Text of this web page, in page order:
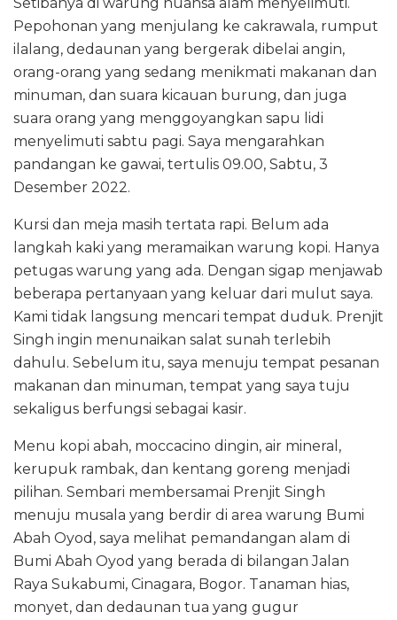
Pepohonan yang menjulang ke cakrawala, rumput
ilalang, dedaunan yang bergerak dibelai angin,
orang-orang yang sedang menikmati makanan dan
minuman, dan suara kicauan burung, dan juga
suara orang yang menggoyangkan sapu lidi
menyelimuti sabtu pagi. Saya mengarahkan
pandangan ke gawai, tertulis 09.00, Sabtu, 3
Desember 2022.
Kursi dan meja masih tertata rapi. Belum ada
langkah kaki yang meramaikan warung kopi. Hanya
petugas warung yang ada. Dengan sigap menjawab
beberapa pertanyaan yang keluar dari mulut saya.
Kami tidak langsung mencari tempat duduk. Prenjit
Singh ingin menunaikan salat sunah terlebih
dahulu. Sebelum itu, saya menuju tempat pesanan
makanan dan minuman, tempat yang saya tuju
sekaligus berfungsi sebagai kasir.
Menu kopi abah, moccacino dingin, air mineral,
kerupuk rambak, dan kentang goreng menjadi
pilihan. Sembari membersamai Prenjit Singh
menuju musala yang berdir di area warung Bumi
Abah Oyod, saya melihat pemandangan alam di
Bumi Abah Oyod yang berada di bilangan Jalan
Raya Sukabumi, Cinagara, Bogor. Tanaman hias,
monyet, dan dedaunan tua yang gugur